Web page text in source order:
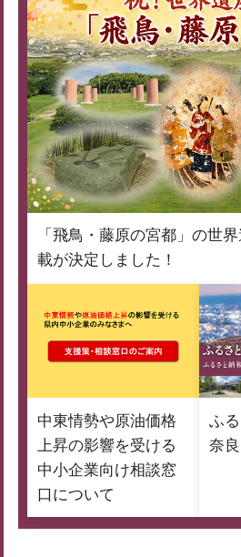
「飛鳥・藤原の宮都」の世
載が決定しました！
中東情勢や原油価格
上昇の影響を受ける
中小企業向け相談窓
口について
ふ
奈良